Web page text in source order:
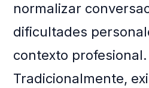
normalizar
dificultades
contexto profesional.
Tradicionalmente,